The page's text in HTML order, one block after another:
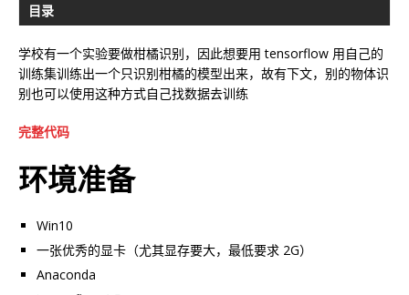
目录
学校有一个实验要做柑橘识别，因此想要用 tensorflow 用自己的
训练集训练出一个只识别柑橘的模型出来，故有下文，别的物体识
别也可以使用这种方式自己找数据去训练
完整代码
环境准备
Win10
一张优秀的显卡（尤其显存要大，最低要求 2G）
Anaconda